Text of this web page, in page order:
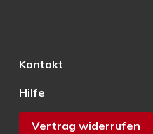
Kontakt
Hilfe
Vertrag widerrufen